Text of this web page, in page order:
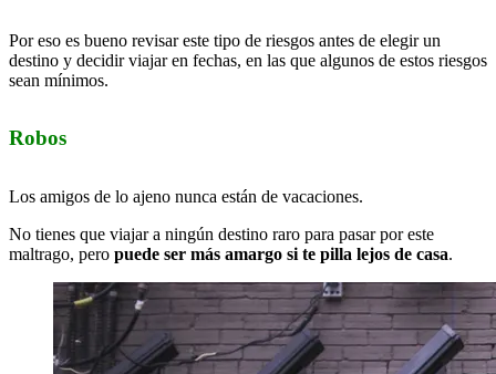
Por eso es bueno revisar este tipo de riesgos antes de elegir un
destino y decidir viajar en fechas, en las que algunos de estos riesgos
sean mínimos.
Robos
Los amigos de lo ajeno nunca están de vacaciones.
No tienes que viajar a ningún destino raro para pasar por este
maltrago, pero puede ser más amargo si te pilla lejos de casa.